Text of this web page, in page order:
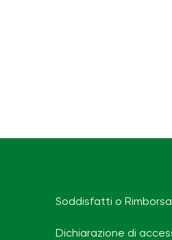
Soddisfatti o
Dichiarazione di